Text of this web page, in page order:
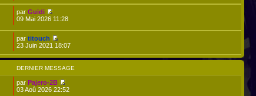
parGuidi
09 Mai 2026 11:28
partitouch
23 Juin 2021 18:07
DERNIER MESSAGE
parPajero-2B
03 Aoû 2026 22:52